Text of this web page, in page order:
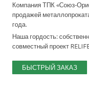
Компания ТПК «Союз-
продажей
года.
Наша гордость:
совместный проект
БЫСТРЫЙ ЗАКАЗ